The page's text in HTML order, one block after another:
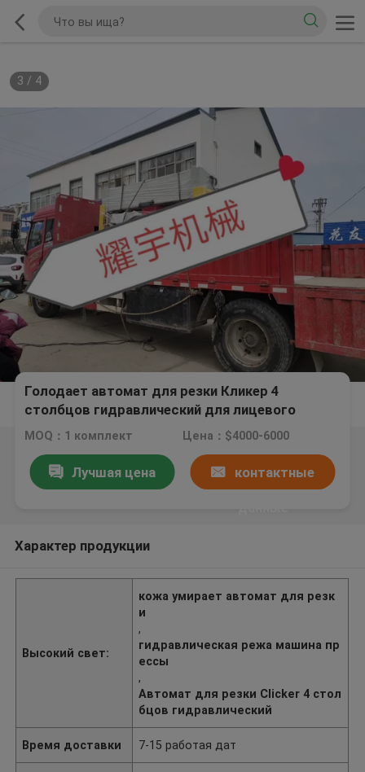
3 / 4
Голодает автомат для резки Кликер 4
столбцов гидравлический для лицевого
щитка гермошлема Н95
MOQ：1 комплект Цена：$4000-6000
Лучшая цена контактные
Характер продукции
Высокий свет:
кожа умирает автомат для резк
и
,
гидравлическая режа машина пр
ессы
,
Автомат для резки Clicker 4 стол
бцов гидравлический
Время доставки 7-15 работая дат